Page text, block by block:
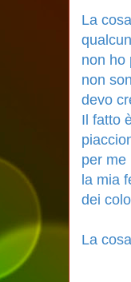
La
non ho
non
devo
Il fatto
per me
la mia
dei
La